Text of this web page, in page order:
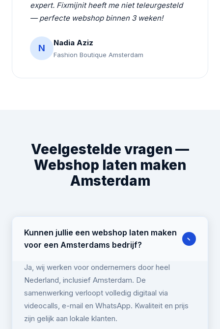
expert. Fixmijnit heeft me niet teleurgesteld
— perfecte webshop binnen 3 weken!
N
Nadia Aziz
Fashion Boutique Amsterdam
Veelgestelde vragen —
Webshop laten maken
Amsterdam
Kunnen jullie een webshop laten maken
voor een Amsterdams bedrijf?
−
Ja, wij werken voor ondernemers door heel
Nederland, inclusief Amsterdam. De
samenwerking verloopt volledig digitaal via
videocalls, e-mail en WhatsApp. Kwaliteit en prijs
zijn gelijk aan lokale klanten.